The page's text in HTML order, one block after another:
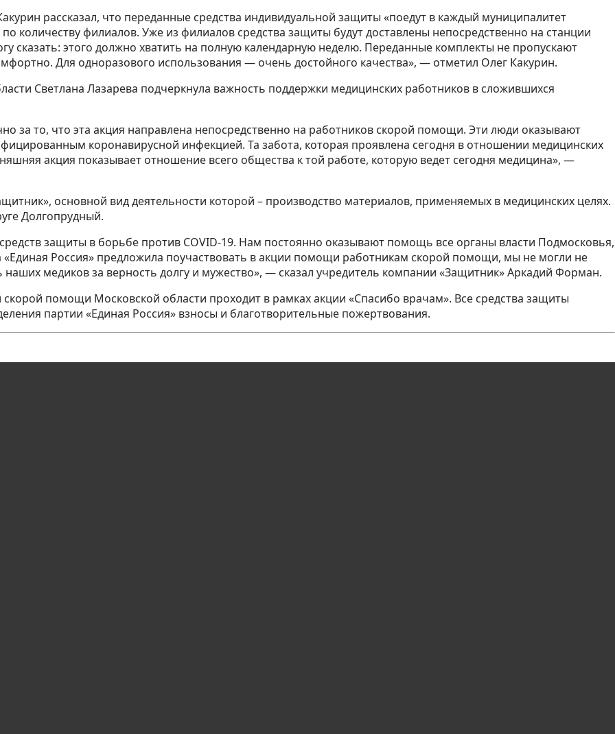
рассказал, что переданные средства индивидуальной защиты «поедут в каждый муниципалитет
количеству филиалов. Уже из филиалов средства защиты будут доставлены непосредственно на станции
сказать: этого должно хватить на полную календарную неделю. Переданные комплекты не пропускают
Для одноразового использования — очень достойного качества», — отметил Олег Какурин.
Светлана Лазарева подчеркнула важность поддержки медицинских работников в сложившихся
за то, что эта акция направлена непосредственно на работников скорой помощи. Эти люди оказывают
коронавирусной инфекцией. Та забота, которая проявлена сегодня в отношении медицинских
акция показывает отношение всего общества к той работе, которую ведет сегодня медицина», —
основной вид деятельности которой – производство материалов, применяемых в медицинских целях.
Долгопрудный.
защиты в борьбе против COVID-19. Нам постоянно оказывают помощь все органы власти Подмосковья,
«Единая Россия» предложила поучаствовать в акции помощи работникам скорой помощи, мы не могли не
медиков за верность долгу и мужество», — сказал учредитель компании «Защитник» Аркадий Форман.
помощи Московской области проходит в рамках акции «Спасибо врачам». Все средства защиты
партии «Единая Россия» взносы и благотворительные пожертвования.